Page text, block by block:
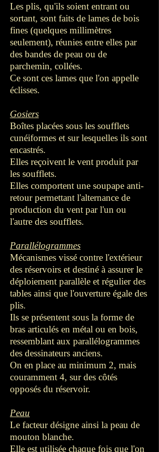
Les plis, qu'ils soient entrant ou
sortant, sont faits de lames de bois
fines (quelques millimètres
seulement), réunies entre elles par
des bandes de peau ou de
parchemin, collées.
Ce sont ces lames que l'on appelle
éclisses.
Gosiers
Boîtes placées sous les soufflets
cunéiformes et sur lesquelles ils sont
encastrés.
Elles reçoivent le vent produit par
les soufflets.
Elles comportent une soupape anti-
retour permettant l'alternance de
production du vent par l'un ou
l'autre des soufflets.
Parallélogrammes
Mécanismes vissé contre l'extérieur
des réservoirs et destiné à assurer le
déploiement parallèle et régulier des
tables ainsi que l'ouverture égale des
plis.
Ils se présentent sous la forme de
bras articulés en métal ou en bois,
ressemblant aux parallélogrammes
des dessinateurs anciens.
On en place au minimum 2, mais
couramment 4, sur des côtés
opposés du réservoir.
Peau
Le facteur désigne ainsi la peau de
mouton blanche.
Elle est utilisée chaque fois que l'on